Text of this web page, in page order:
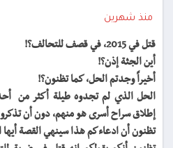
منذ شهرين
قتل في 2015، في قصف للتحالف؟!
أين الجثة إذن؟!
أخيراً وجدتم الحل، كما تظنون؟!
الحل الذي لم تجدوه طيلة أكثر من
إطلاق سراح أسرى هو منهم، دون أن
تظنون أن ادعاءكم هذا سينهي القصة أيها